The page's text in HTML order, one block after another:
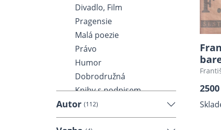
Divadlo, Film
Pragensie
Malá poezie
Právo
Humor
Dobrodružná
Knihy s podpisem
Kniha o knize
Matematika, Fyzika,
Autor (112)